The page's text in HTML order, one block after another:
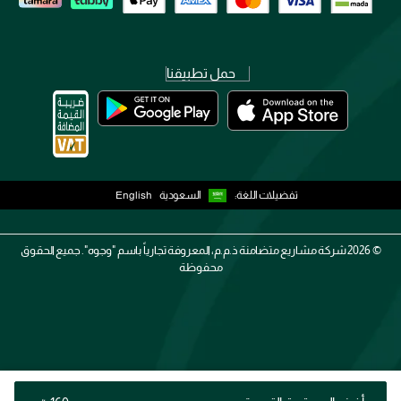
حمل تطبيقنا
تفضيلات اللغة: السعودية English
2026 ©شركة مشاريع متضامنة ذ.م.م، المعروفة تجارياً باسم "وجوه". جميع الحقوق
محفوظة